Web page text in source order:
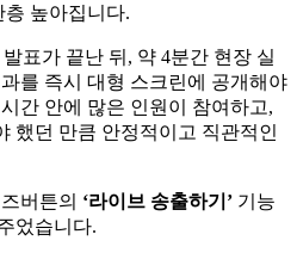
높아집니다.
표가 끝난 뒤, 약 4분간 현장 실
를 즉시 대형 스크린에 공개해야
간 안에 많은 인원이 참여하고,
했던 만큼 안정적이고 직관적인
버튼의 ‘라이브 송출하기’ 기능
었습니다.